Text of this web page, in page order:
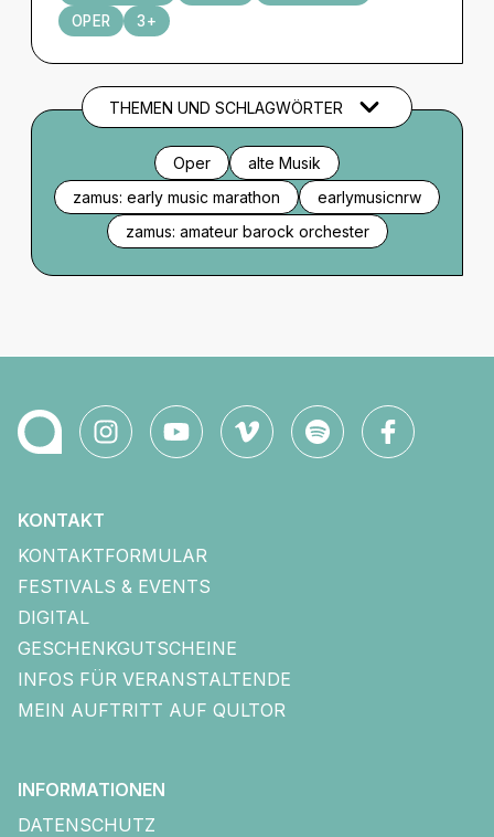
OPER
3+
THEMEN UND SCHLAGWÖRTER
Oper
alte Musik
zamus: early music marathon
earlymusicnrw
zamus: amateur barock orchester
KONTAKT
KONTAKTFORMULAR
FESTIVALS & EVENTS
DIGITAL
GESCHENKGUTSCHEINE
INFOS FÜR VERANSTALTENDE
MEIN AUFTRITT AUF QULTOR
INFORMATIONEN
DATENSCHUTZ